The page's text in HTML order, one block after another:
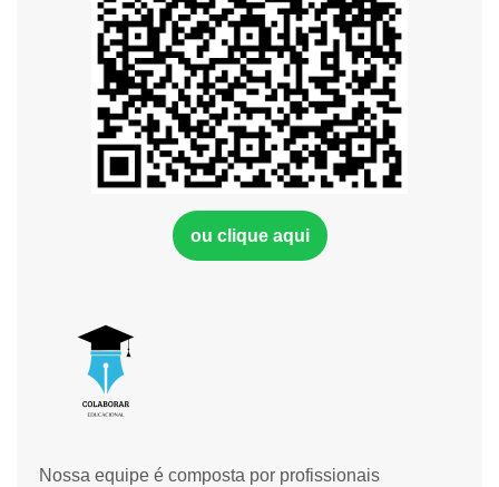
Nossa equipe é composta por profissionais
ou clique aqui